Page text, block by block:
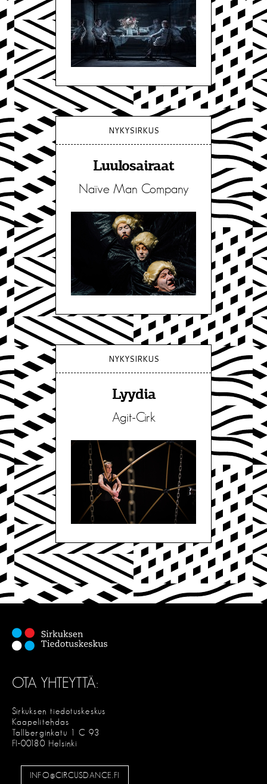
NYKYSIRKUS
Luulosairaat
Naïve Man Company
NYKYSIRKUS
Lyydia
Agit-Cirk
OTA YHTEYTTÄ:
Sirkuksen tiedotuskeskus
Kaapelitehdas
Tallberginkatu 1 C 93
FI-00180 Helsinki
INFO@CIRCUSDANCE.FI